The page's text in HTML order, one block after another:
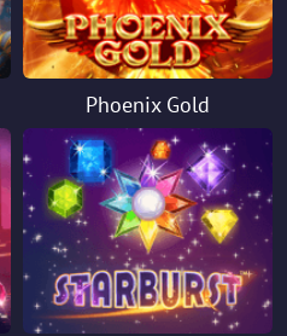
Phoenix Gold